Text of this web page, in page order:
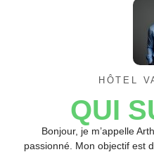
HÔTEL
QUI
Bonjour, je m’appelle
passionné. Mon objectif est